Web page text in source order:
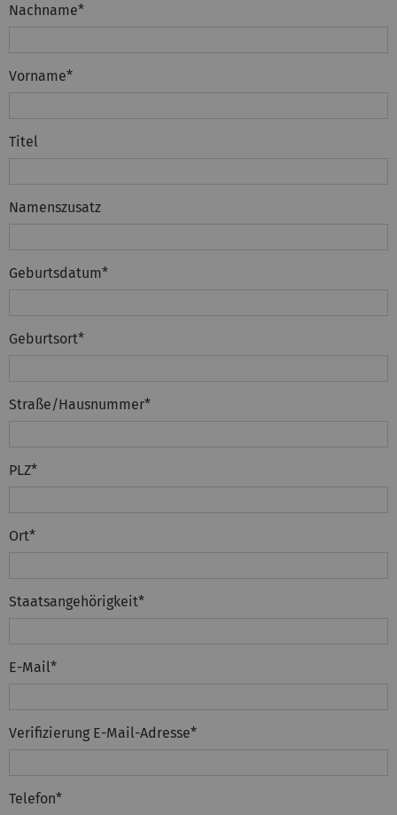
Nachname*
Vorname*
Titel
Namenszusatz
Geburtsdatum*
Geburtsort*
Straße/Hausnummer*
PLZ*
Ort*
Staatsangehörigkeit*
E-Mail*
Verifizierung E-Mail-Adresse*
Telefon*